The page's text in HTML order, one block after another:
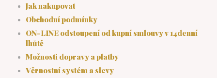
Jak nakupovat
Obchodní podmínky
ON-LINE odstoupení od kupní smlouvy v 14denní
lhůtě
Možnosti dopravy a platby
Věrnostní systém a slevy